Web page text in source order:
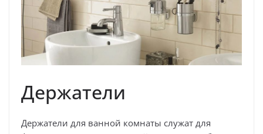
Держатели
Держатели для ванной комнаты служат для